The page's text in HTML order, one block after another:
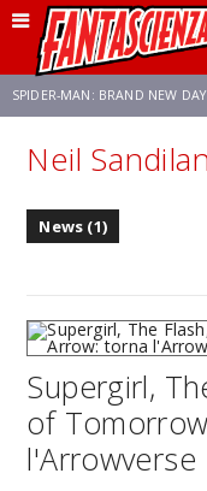
SPIDER-MAN: BRAND NEW DAY
FRANCO RICCIARDIELLO
Neil
News (1)
Supergirl,
of
l'Arrowverse